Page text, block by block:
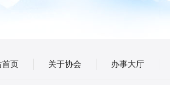
首页 关于协会 办事大厅